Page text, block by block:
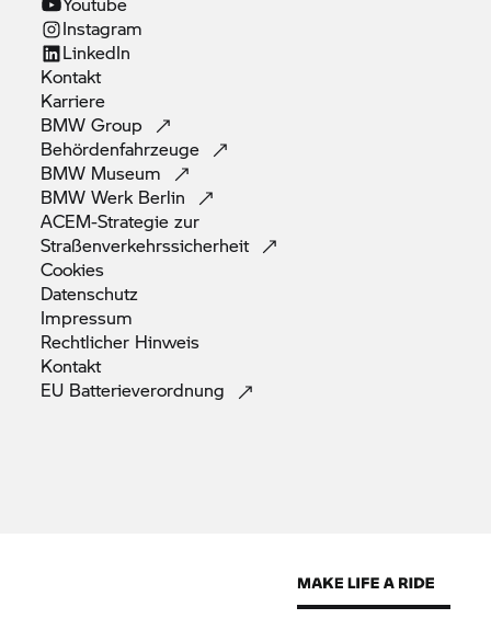
Instagram
LinkedIn
Kontakt
Karriere
BMWGroup
Behördenfahrzeuge
BMW Museum
BMW Werk Berlin
ACEM-Strategie zur
Straßenverkehrssicherheit
Cookies
Datenschutz
Impressum
Rechtlicher Hinweis
Kontakt
EU Batterieverordnung